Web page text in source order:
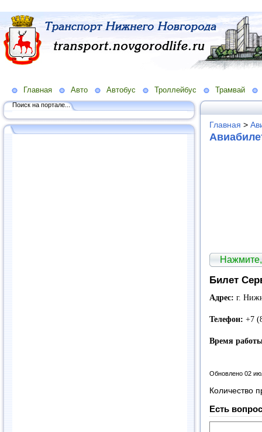
Главная Авто Автобус Троллейбус Трамвай
Поиск на портале...
Главная >
Билет
Адрес: г.
Телефон: +7
Время
Обновлено 02
Количество
Есть